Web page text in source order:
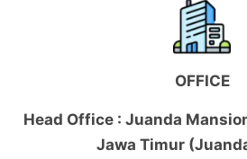
OFFICE
Head Office : Juanda
Jawa Timur